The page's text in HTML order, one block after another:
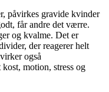
påvirkes gravide kvinder
får andre det værre.
og kvalme. Det er
der reagerer helt
også
motion, stress og